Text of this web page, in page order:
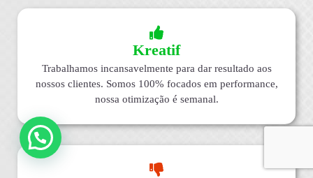
Kreatif
Trabalhamos incansavelmente para dar resultado aos
nossos clientes. Somos 100% focados em performance,
nossa otimização é semanal.